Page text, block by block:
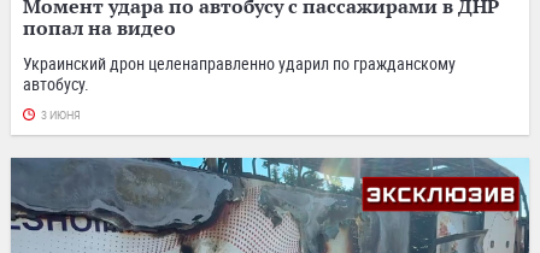
Момент удара по автобусу с пассажирами в ДНР
попал на видео
Украинский дрон целенаправленно ударил по гражданскому
автобусу.
3 ИЮНЯ